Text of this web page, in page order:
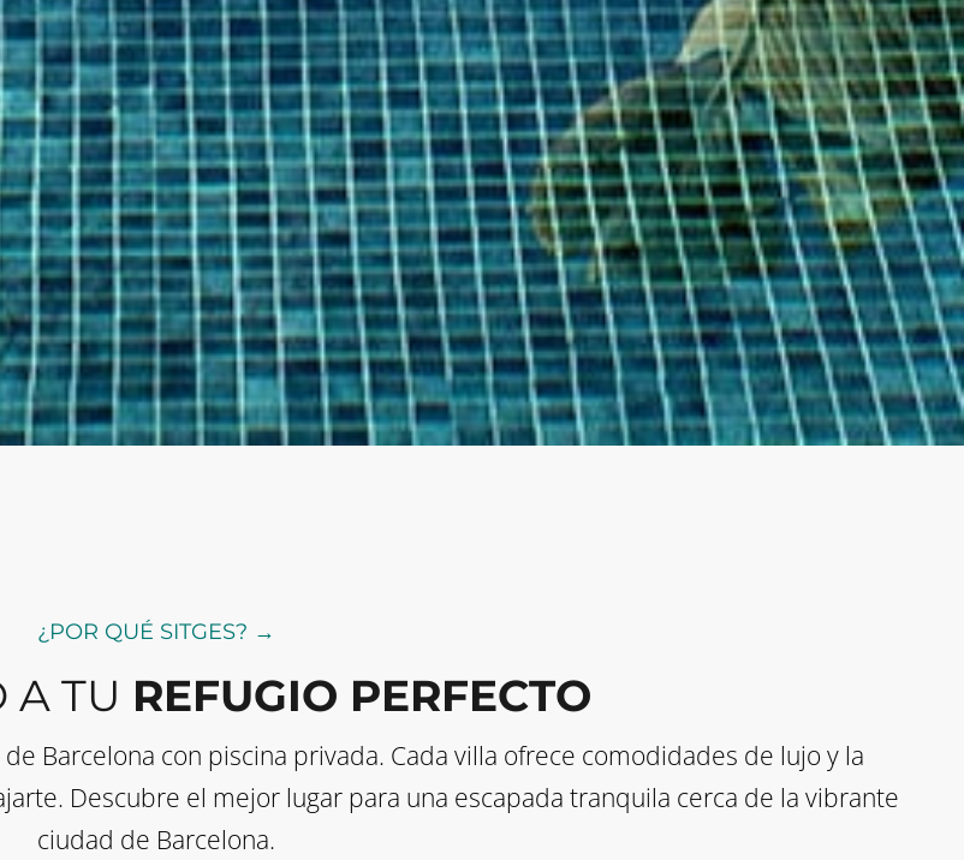
¿POR QUÉ SITGES? →
A TU REFUGIO PERFECTO
Barcelona con piscina privada. Cada villa ofrece comodidades de lujo y la
Descubre el mejor lugar para una escapada tranquila cerca de la vibrante
ciudad de Barcelona.